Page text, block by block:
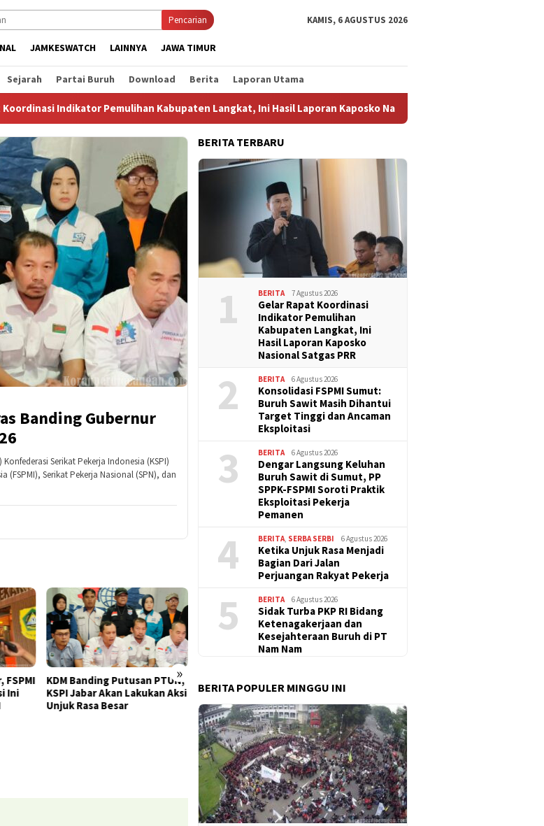
Pencarian KAMIS, 6 AGUSTUS 2026
JAMKESWATCH LAINNYA JAWA TIMUR
Sejarah Partai Buruh Download Berita Laporan Utama
Pemulihan Kabupaten Langkat, Ini Hasil Laporan Kaposko Nasional Satgas PRR
Banding Gubernur
Serikat Pekerja Indonesia (KSPI)
(FSPMI), Serikat Pekerja Nasional (SPN), dan
»
FSPMI
Ini
KDM Banding Putusan PTUN,
KSPI Jabar Akan Lakukan Aksi
Unjuk Rasa Besar
Keras Banding Gubernur KDM
atas Putusan PTUN UMSK
2026
Mulyadi Terancam
Pemberhentian Sementara
Dari Jabatannya
BERITA TERBARU
1 BERITA 7 Agustus 2026
Gelar Rapat Koordinasi
Indikator Pemulihan
Kabupaten Langkat, Ini
Hasil Laporan Kaposko
Nasional Satgas PRR
2 BERITA 6 Agustus 2026
Konsolidasi FSPMI Sumut:
Buruh Sawit Masih Dihantui
Target Tinggi dan Ancaman
Eksploitasi
3 BERITA 6 Agustus 2026
Dengar Langsung Keluhan
Buruh Sawit di Sumut, PP
SPPK-FSPMI Soroti Praktik
Eksploitasi Pekerja
Pemanen
4 BERITA SERBA SERBI 6 Agustus 2026
Ketika Unjuk Rasa Menjadi
Bagian Dari Jalan
Perjuangan Rakyat Pekerja
5 BERITA 6 Agustus 2026
Sidak Turba PKP RI Bidang
Ketenagakerjaan dan
Kesejahteraan Buruh di PT
Nam Nam
BERITA POPULER MINGGU INI